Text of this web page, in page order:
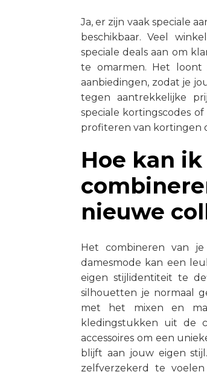
Ja, er zijn vaak speciale
beschikbaar. Veel
speciale deals aan om
te omarmen. Het
aanbiedingen, zodat je
tegen aantrekkelijke
speciale kortingscodes
profiteren van kortingen
Hoe kan
nieuwe
Het combineren van
damesmode kan een
eigen stijlidentiteit te
silhouetten je normaal
met het mixen en
kledingstukken uit de
accessoires om een
blijft aan jouw eigen
zelfverzekerd te